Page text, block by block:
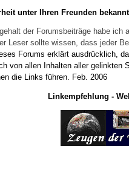
unter Ihren Freunden
der Forumsbeiträge habe
Leser sollte wissen, dass jeder
Forums erklärt ausdrücklich,
von allen Inhalten aller gelinkten
die Links führen. Feb. 2006
Linkempfehlung -